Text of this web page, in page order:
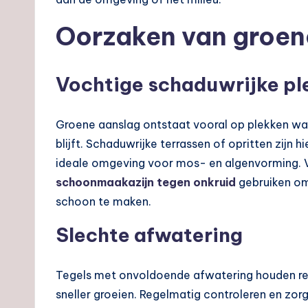
Oorzaken van
Vochtige schaduwrijke
Groene aanslag ontstaat vooral op plekken
blijft. Schaduwrijke terrassen of opritten zijn
ideale omgeving voor mos- en algenvorming.
schoonmaakazijn tegen onkruid gebruiken
schoon te maken.
Slechte afwatering
Tegels met onvoldoende afwatering houden
sneller groeien. Regelmatig controleren en